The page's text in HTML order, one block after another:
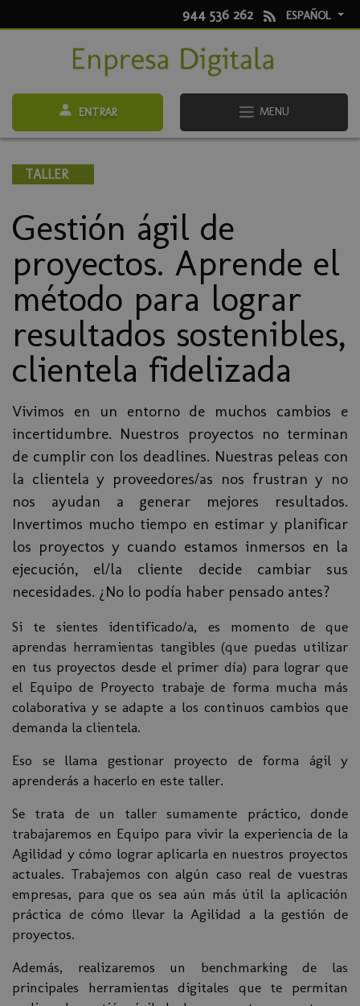
944 536 262 ESPAÑOL
ENTRAR MENU
TALLER
Gestión ágil de
proyectos. Aprende el
método para lograr
resultados sostenibles,
clientela fidelizada
Vivimos en un entorno de muchos cambios e
incertidumbre. Nuestros proyectos no terminan
de cumplir con los deadlines. Nuestras peleas con
la clientela y proveedores/as nos frustran y no
nos ayudan a generar mejores resultados.
Invertimos mucho tiempo en estimar y planificar
los proyectos y cuando estamos inmersos en la
ejecución, el/la cliente decide cambiar sus
necesidades. ¿No lo podía haber pensado antes?
Si te sientes identificado/a, es momento de que
aprendas herramientas tangibles (que puedas utilizar
en tus proyectos desde el primer día) para lograr que
el Equipo de Proyecto trabaje de forma mucha más
colaborativa y se adapte a los continuos cambios que
demanda la clientela.
Eso se llama gestionar proyecto de forma ágil y
aprenderás a hacerlo en este taller.
Se trata de un taller sumamente práctico, donde
trabajaremos en Equipo para vivir la experiencia de la
Agilidad y cómo lograr aplicarla en nuestros proyectos
actuales. Trabajemos con algún caso real de vuestras
empresas, para que os sea aún más útil la aplicación
práctica de cómo llevar la Agilidad a la gestión de
proyectos.
Además, realizaremos un benchmarking de las
principales herramientas digitales que te permitan